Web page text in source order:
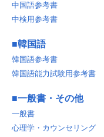
中国語参考書
中検用参考書
■韓国語
韓国語参考書
韓国語能力試験用参考書
■一般書・その他
一般書
心理学・カウンセリング